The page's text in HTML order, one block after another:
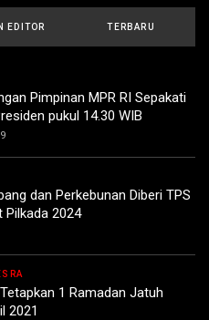
EDITOR TERBARU
Pimpinan MPR RI Sepakati
pukul 14.30 WIB
dan Perkebunan Diberi TPS
Pilkada 2024
1 Ramadan Jatuh
2021